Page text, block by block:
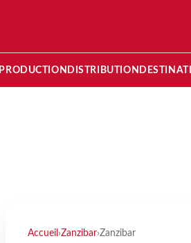
PRODUCTION DISTRIBUTION
Accueil ›Zanzibar›Zanzibar